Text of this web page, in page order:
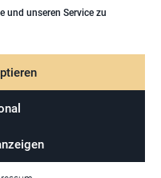
und unseren Service zu
AGENTUR